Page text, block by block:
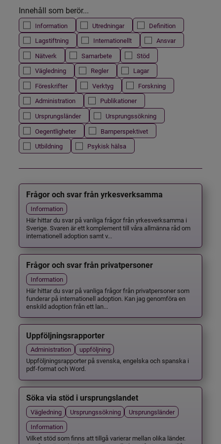
Innehåll som berör...
Information Utredningar
Definition
Lagstiftning
Internationellt
Ansvar
Nätverk
Samarbete
Stöd
Vägledning
Regler
Lagar
Föreskrifter
Verktyg
Forskning
Administration
Publikationer
Ursprungsländer
Ursprungssökning
Oegentligheter
Barnperspektivet
Utbildning
Psykisk hälsa
Frågor och svar från yrkesverksamma
Information
Här hittar du svar på vanliga frågor från yrkesverksamma i
Sverige. Svaren är ett komplement till våra allmänna råd om
internationell adoption samt v...
Frågor och svar från privatpersoner
Information
Här hittar du svar på vanliga frågor från privatpersoner som
funderar på internationell adoption. Kan jag genomföra en
enskild adoption från ett lan...
Uppföljningsrapporter
Administration
uppföljning
Uppföljningsrapporter på svenska, engelska och spanska i
pdf-format och Word.
Söka via stöd i ursprungslandet
Vägledning Ursprungssökning
Ursprungsländer
Information
Vilket stöd som finns att tillgå varierar mellan olika länder.